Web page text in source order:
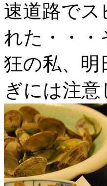
速道路で
れた・・・
狂の私、明
ぎには注意